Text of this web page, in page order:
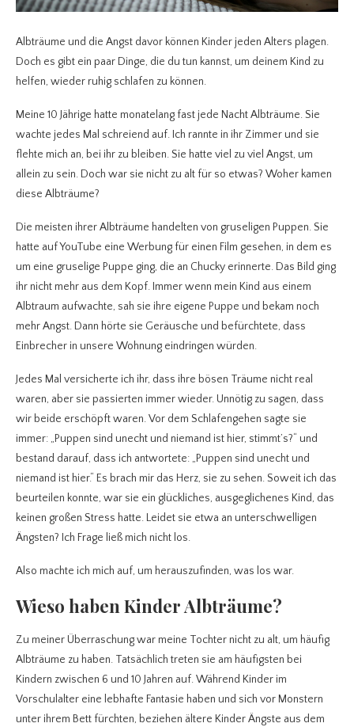
Albträume und die Angst davor können Kinder jeden Alters plagen.
Doch es gibt ein paar Dinge, die du tun kannst, um deinem Kind zu
helfen, wieder ruhig schlafen zu können.
Meine 10 Jährige hatte monatelang fast jede Nacht Albträume. Sie
wachte jedes Mal schreiend auf. Ich rannte in ihr Zimmer und sie
flehte mich an, bei ihr zu bleiben. Sie hatte viel zu viel Angst, um
allein zu sein. Doch war sie nicht zu alt für so etwas? Woher kamen
diese Albträume?
Die meisten ihrer Albträume handelten von gruseligen Puppen. Sie
hatte auf YouTube eine Werbung für einen Film gesehen, in dem es
um eine gruselige Puppe ging, die an Chucky erinnerte. Das Bild ging
ihr nicht mehr aus dem Kopf. Immer wenn mein Kind aus einem
Albtraum aufwachte, sah sie ihre eigene Puppe und bekam noch
mehr Angst. Dann hörte sie Geräusche und befürchtete, dass
Einbrecher in unsere Wohnung eindringen würden.
Jedes Mal versicherte ich ihr, dass ihre bösen Träume nicht real
waren, aber sie passierten immer wieder. Unnötig zu sagen, dass
wir beide erschöpft waren. Vor dem Schlafengehen sagte sie
immer: „Puppen sind unecht und niemand ist hier, stimmt’s?“ und
bestand darauf, dass ich antwortete: „Puppen sind unecht und
niemand ist hier.“ Es brach mir das Herz, sie zu sehen. Soweit ich das
beurteilen konnte, war sie ein glückliches, ausgeglichenes Kind, das
keinen großen Stress hatte. Leidet sie etwa an unterschwelligen
Ängsten? Ich Frage ließ mich nicht los.
Also machte ich mich auf, um herauszufinden, was los war.
Wieso haben Kinder Albträume?
Zu meiner Überraschung war meine Tochter nicht zu alt, um häufig
Albträume zu haben. Tatsächlich treten sie am häufigsten bei
Kindern zwischen 6 und 10 Jahren auf. Während Kinder im
Vorschulalter eine lebhafte Fantasie haben und sich vor Monstern
unter ihrem Bett fürchten, beziehen ältere Kinder Ängste aus dem